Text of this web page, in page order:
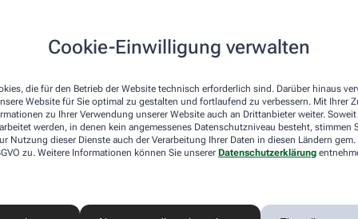
Cookie-Einwilligung verwalten
die für den Betrieb der Website technisch erforderlich sind. Darüber hinaus
Website für Sie optimal zu gestalten und fortlaufend zu verbessern. Mit Ihrer
zu Ihrer Verwendung unserer Website auch an Drittanbieter weiter. Soweit
werden, in denen kein angemessenes Datenschutzniveau besteht, stimmen
Nutzung dieser Dienste auch der Verarbeitung Ihrer Daten in diesen Ländern
zu. Weitere Informationen können Sie unserer Datenschutzerklärung
Ratgeber Zum Ratgeber